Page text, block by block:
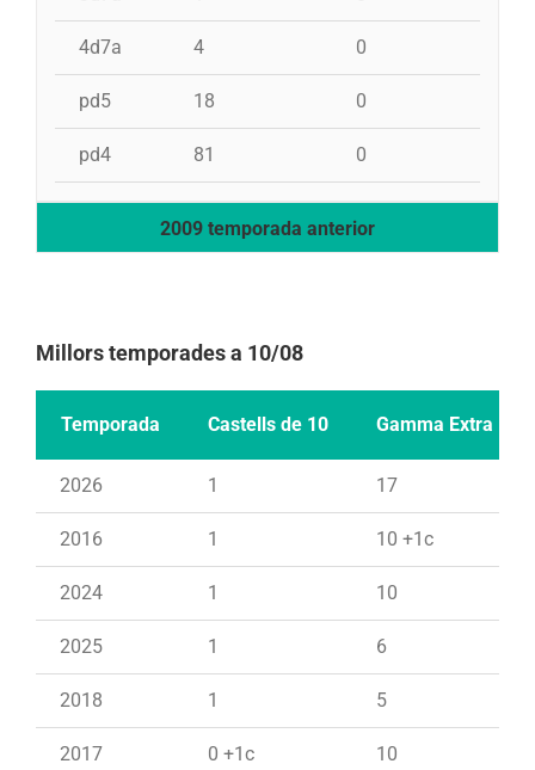
4d7a 4 0
pd5 18 0
pd4 81 0
2009 temporada anterior
Millors temporades a 10/08
Temporada Castells de 10 Gamma Extra
2026 1 17
2016 1 10 +1c
2024 1 10
2025 1 6
2018 1 5
2017 0 +1c 10